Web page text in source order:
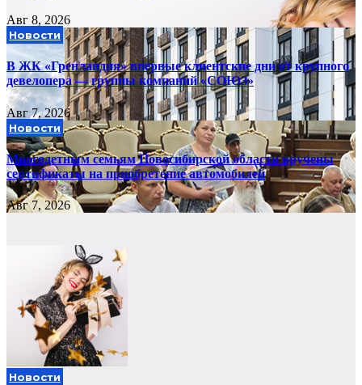
Авг 8, 2026
Новости
В ЖК «Гренландия» впервые клиентские дни от крупного
девелопера — группы компаний «СОЮЗ»
Авг 7, 2026
Новости
Многодетным семьям Новосибирской области вручены
сертификаты на приобретение автомобилей
Авг 7, 2026
Новости